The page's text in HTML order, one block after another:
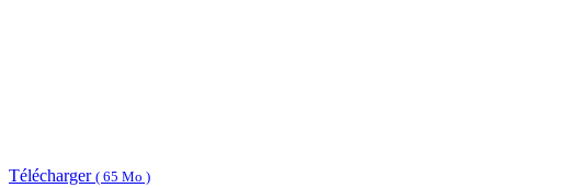
Télécharger ( 65 Mo )